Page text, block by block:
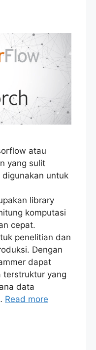
atau
yang sulit
untuk
library
komputasi
cepat.
penelitian dan
Dengan
dapat
terstruktur yang
data
Read more